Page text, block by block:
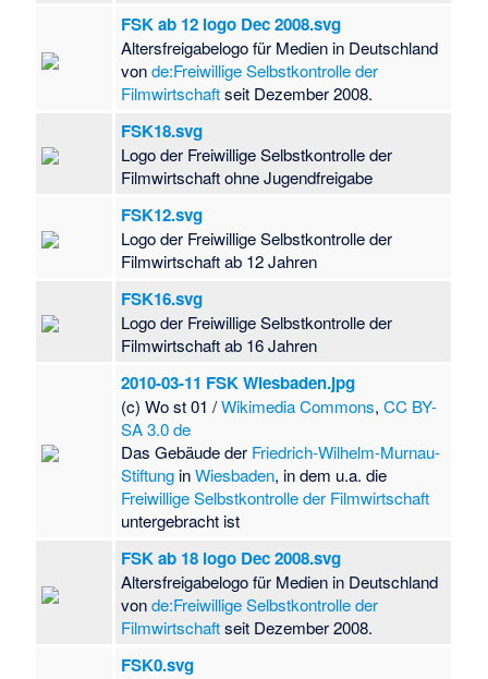
FSK ab 12 logo Dec 2008.svg
Altersfreigabelogo für Medien in Deutschland
vonde:Freiwillige Selbstkontrolle der
Filmwirtschaftseit Dezember 2008.
FSK18.svg
Logo der Freiwillige Selbstkontrolle der
Filmwirtschaft ohne Jugendfreigabe
FSK12.svg
Logo der Freiwillige Selbstkontrolle der
Filmwirtschaft ab 12 Jahren
FSK16.svg
Logo der Freiwillige Selbstkontrolle der
Filmwirtschaft ab 16 Jahren
2010-03-11 FSK Wiesbaden.jpg
(c) Wo st 01 /Wikimedia Commons,CC BY-
SA 3.0 de
Das Gebäude der Friedrich-Wilhelm-Murnau-
Stiftung inWiesbaden, in dem u.a. die
Freiwillige Selbstkontrolle der Filmwirtschaft
untergebracht ist
FSK ab 18 logo Dec 2008.svg
Altersfreigabelogo für Medien in Deutschland
vonde:Freiwillige Selbstkontrolle der
Filmwirtschaftseit Dezember 2008.
FSK0.svg